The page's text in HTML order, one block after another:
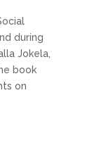
during
Jokela,
book
on